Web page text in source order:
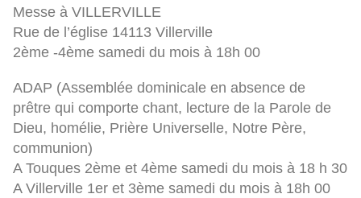
Messe à VILLERVILLE
Rue de l’église 14113 Villerville
2ème -4ème samedi du mois à 18h 00
ADAP (Assemblée dominicale en absence de
prêtre qui comporte chant, lecture de la Parole de
Dieu, homélie, Prière Universelle, Notre Père,
communion)
A Touques 2ème et 4ème samedi du mois à 18 h 30
A Villerville 1er et 3ème samedi du mois à 18h 00